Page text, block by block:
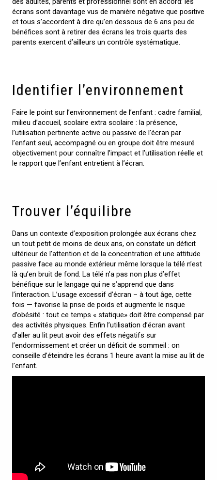
écrans sont davantage vus de manière négative que positive
et tous s’accordent à dire qu’en dessous de 6 ans peu de
bénéfices sont à retirer des écrans les trois quarts des
parents exercent d’ailleurs un contrôle systématique.
Identifier l’environnement
Faire le point sur l’environnement de l’enfant : cadre familial,
milieu d’accueil, scolaire extra scolaire : la présence,
l’utilisation pertinente active ou passive de l’écran par
l’enfant seul, accompagné ou en groupe doit être mesuré
objectivement pour connaître l’impact et l’utilisation réelle et
le rapport que l’enfant entretient à l’écran.
Trouver l’équilibre
Dans un contexte d’exposition prolongée aux écrans chez
un tout petit de moins de deux ans, on constate un déficit
ultérieur de l’attention et de la concentration et une attitude
passive face au monde extérieur même lorsque la télé n’est
là qu’en bruit de fond. La télé n’a pas non plus d’effet
bénéfique sur le langage qui ne s’apprend que dans
l’interaction. L’usage excessif d’écran – à tout âge, cette
fois — favorise la prise de poids et augmente le risque
d’obésité : tout ce temps « statique» doit être compensé par
des activités physiques. Enfin l’utilisation d’écran avant
d’aller au lit peut avoir des effets négatifs sur
l’endormissement et créer un déficit de sommeil : on
conseille d’éteindre les écrans 1 heure avant la mise au lit de
l’enfant.